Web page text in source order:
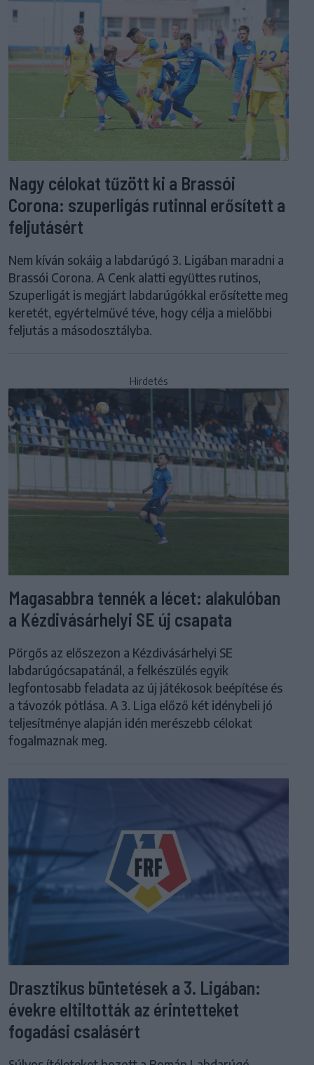
Nagy célokat tűzött ki a Brassói
Corona: szuperligás rutinnal erősített a
feljutásért
Nem kíván sokáig a labdarúgó 3. Ligában maradni a
Brassói Corona. A Cenk alatti együttes rutinos,
Szuperligát is megjárt labdarúgókkal erősítette meg
keretét, egyértelművé téve, hogy célja a mielőbbi
feljutás a másodosztályba.
Hirdetés
Magasabbra tennék a lécet: alakulóban
a Kézdivásárhelyi SE új csapata
Pörgős az előszezon a Kézdivásárhelyi SE
labdarúgócsapatánál, a felkészülés egyik
legfontosabb feladata az új játékosok beépítése és
a távozók pótlása. A 3. Liga előző két idénybeli jó
teljesítménye alapján idén merészebb célokat
fogalmaznak meg.
Drasztikus büntetések a 3. Ligában:
évekre eltiltották az érintetteket
fogadási csalásért